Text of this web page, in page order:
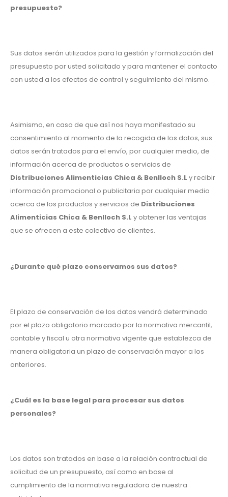
presupuesto?
Sus datos serán utilizados para la gestión y formalización del
presupuesto por usted solicitado y para mantener el contacto
con usted a los efectos de control y seguimiento del mismo.
Asimismo, en caso de que así nos haya manifestado su
consentimiento al momento de la recogida de los datos, sus
datos serán tratados para el envío, por cualquier medio, de
información acerca de productos o servicios de
Distribuciones Alimenticias Chica & Benlloch S.L y recibir
información promocional o publicitaria por cualquier medio
acerca de los productos y servicios de Distribuciones
Alimenticias Chica & Benlloch S.L y obtener las ventajas
que se ofrecen a este colectivo de clientes.
¿Durante qué plazo conservamos sus datos?
El plazo de conservación de los datos vendrá determinado
por el plazo obligatorio marcado por la normativa mercantil,
contable y fiscal u otra normativa vigente que establezca de
manera obligatoria un plazo de conservación mayor a los
anteriores.
¿Cuál es la base legal para procesar sus datos
personales?
Los datos son tratados en base a la relación contractual de
solicitud de un presupuesto, así como en base al
cumplimiento de la normativa reguladora de nuestra